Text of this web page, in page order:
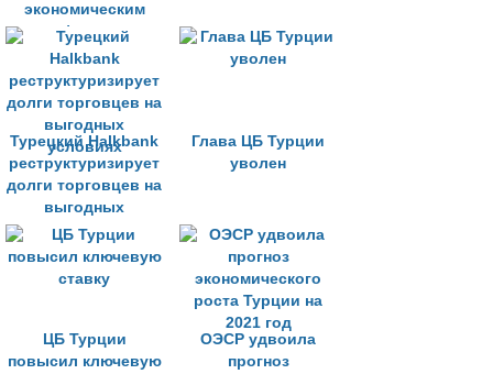
экономическим
реформам
Турецкий Halkbank
реструктуризирует
долги торговцев на
выгодных
условиях
Глава ЦБ Турции
уволен
ЦБ Турции
повысил ключевую
ОЭСР удвоила
прогноз